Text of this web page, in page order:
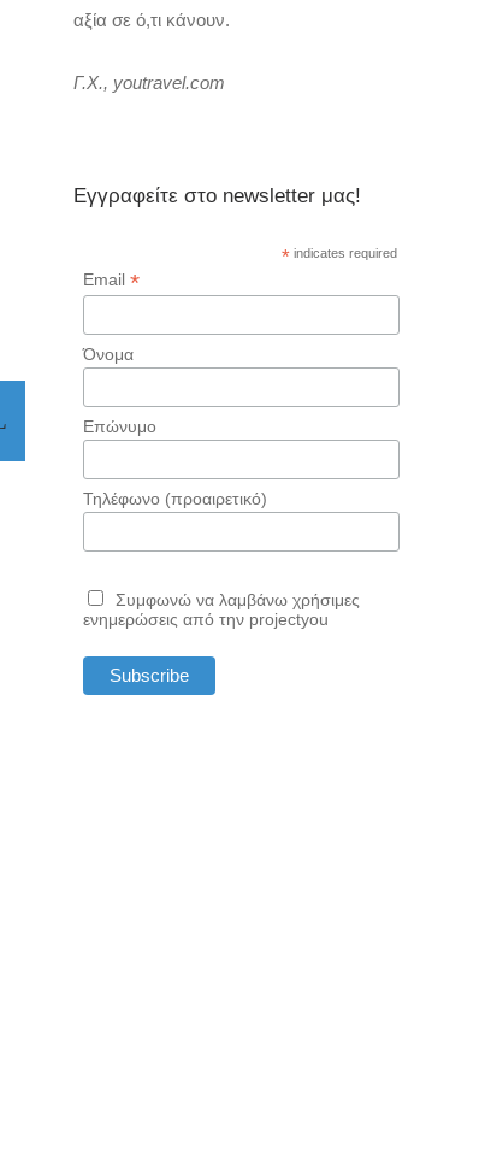
αξία σε ό,τι κάνουν.
Γ.Χ., youtravel.com
Εγγραφείτε στο newsletter μας!
* indicates required
Email*
Όνομα
Επώνυμο
Τηλέφωνο (προαιρετικό)
Συμφωνώ να λαμβάνω χρήσιμες
ενημερώσεις από την projectyou